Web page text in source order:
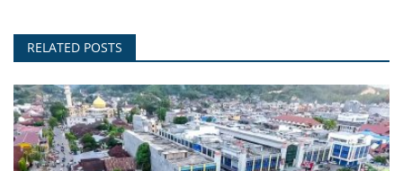
RELATED POSTS